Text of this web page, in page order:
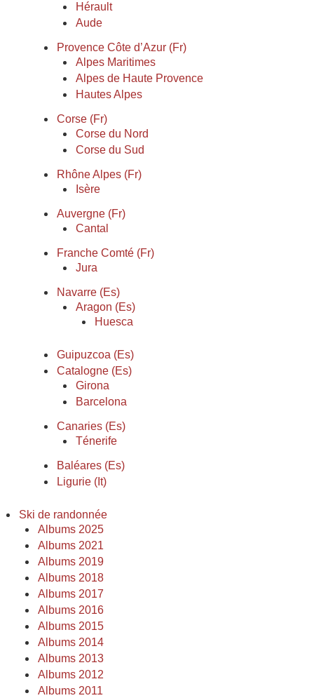
Hérault
Aude
Provence Côte d’Azur (Fr)
Alpes Maritimes
Alpes de Haute Provence
Hautes Alpes
Corse (Fr)
Corse du Nord
Corse du Sud
Rhône Alpes (Fr)
Isère
Auvergne (Fr)
Cantal
Franche Comté (Fr)
Jura
Navarre (Es)
Aragon (Es)
Huesca
Guipuzcoa (Es)
Catalogne (Es)
Girona
Barcelona
Canaries (Es)
Ténerife
Baléares (Es)
Ligurie (It)
Ski de randonnée
Albums 2025
Albums 2021
Albums 2019
Albums 2018
Albums 2017
Albums 2016
Albums 2015
Albums 2014
Albums 2013
Albums 2012
Albums 2011